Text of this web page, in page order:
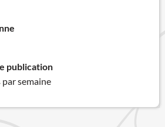
publication
semaine